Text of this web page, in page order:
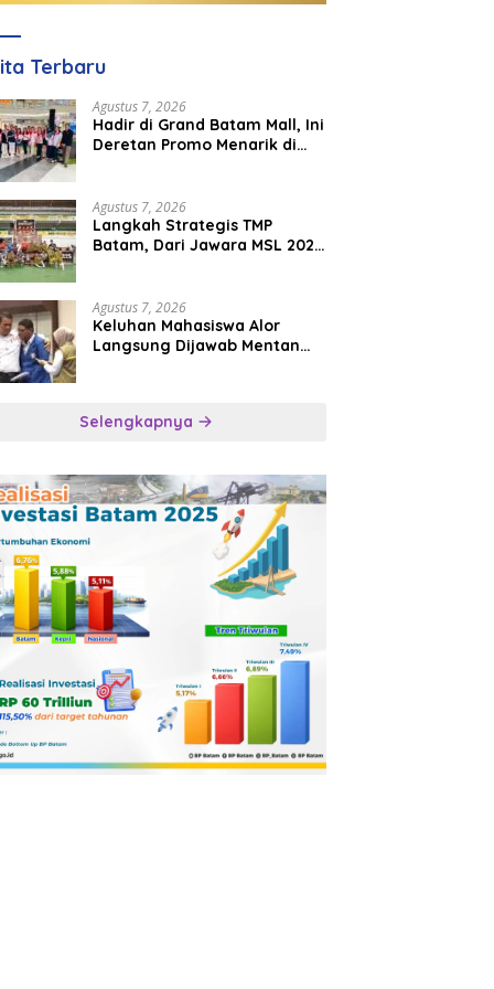
Terbaru
Agustus 7, 2026
Hadir di Grand Batam Mall, Ini
Deretan Promo Menarik di
Agustus 7, 2026
Langkah Strategis TMP
Batam, Dari Jawara MSL 2026
Agustus 7, 2026
Keluhan Mahasiswa Alor
Langsung Dijawab Mentan
Selengkapnya